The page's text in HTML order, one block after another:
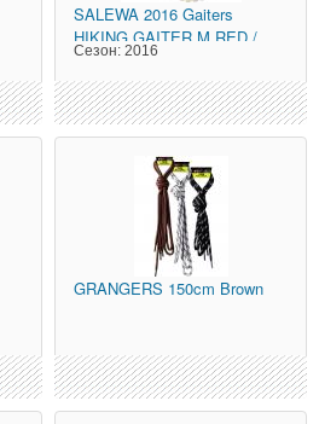
SALEWA 2016 Gaiters
HIKING GAITER M RED /
Сезон: 2016
GRANGERS 150cm Brown